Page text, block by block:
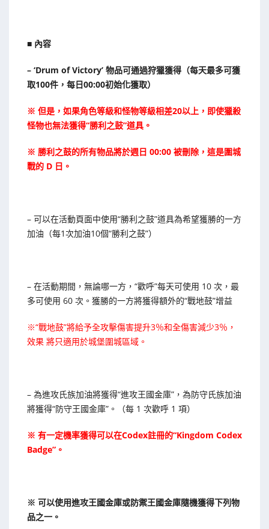
■ 內容
– ‘Drum of Victory’ 物品可通過狩獵獲得（每天最多可獲
取100件，每日00:00初始化獲取）
※ 但是，如果角色等級和怪物等級相差20以上，即使獵殺
怪物也無法獲得“勝利之鼓”道具。
※ 勝利之鼓的所有物品將於週日 00:00 被刪除，這是圍城
戰的 D 日。
– 可以在活動頁面中使用“勝利之鼓”道具為希望獲勝的一方
加油（每1次加油10個“勝利之鼓”）
– 在活動期間，無論哪一方，“歡呼”每天可使用 10 次，最
多可使用 60 次。獲勝的一方將獲得額外的“戰地鼓”增益
※“戰地鼓”將給予全攻擊傷害提升3％和全傷害減少3％，
效果 將只適用於城堡圍城區域。
– 為進攻氏族加油將獲得“進攻王國金庫”，為防守氏族加油
將獲得“防守王國金庫”。（每 1 次歡呼 1 項）
※ 有一定機率獲得可以在Codex註冊的“Kingdom Codex
Badge”。
※ 可以使用進攻王國金庫或防禦王國金庫隨機獲得下列物
品之一。